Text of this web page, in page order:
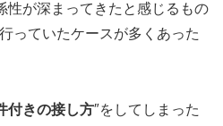
性が深まってきたと感じるもの
っていたケースが多くあった
付きの接し方″をしてしまった